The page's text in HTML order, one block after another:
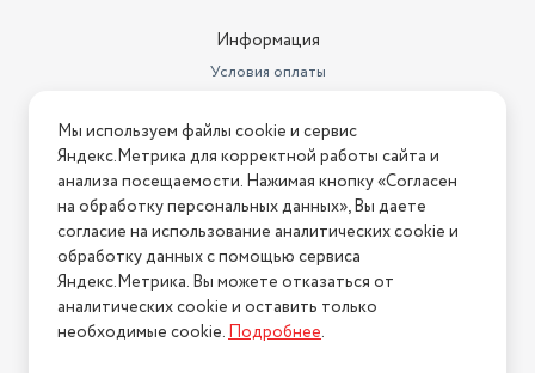
6.5
Диаметр дна (см)
19
Особенности посуды для
приготовления
антипригарное покрытие
Назначение посуды
для дома
Количество сковород в наборе 1 шт.
Назначение подарка
бабушке
Информация
Условия оплаты
Условия возврата
Нашли ошибку на сайте? Напишите нам
2026 © Интернет-магазин "АстМаркет". У нас есть всё!
Политика конфиденциальности
Мы используем файлы cookie и сервис
Яндекс.Метрика для корректной работы сайта и
анализа посещаемости. Нажимая кнопку «Согласен
на обработку персональных данных», Вы даете
согласие на использование аналитических cookie и
обработку данных с помощью сервиса
Яндекс.Метрика. Вы можете отказаться от
аналитических cookie и оставить только
необходимые cookie.Подробнее.